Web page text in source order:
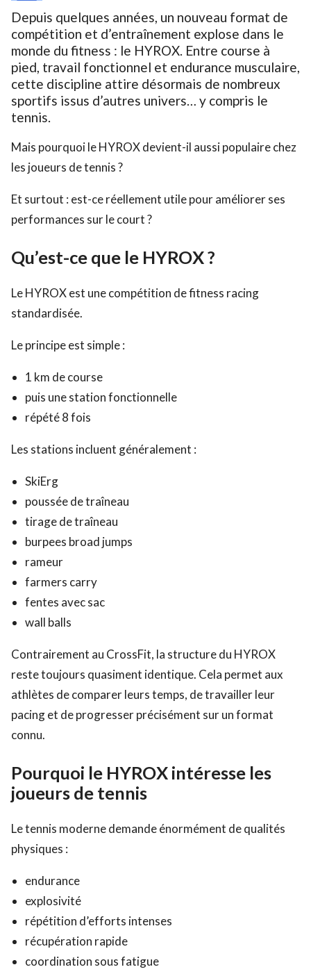
Depuis quelques années, un nouveau format de
compétition et d’entraînement explose dans le
monde du fitness : le HYROX. Entre course à
pied, travail fonctionnel et endurance musculaire,
cette discipline attire désormais de nombreux
sportifs issus d’autres univers… y compris le
tennis.
Mais pourquoi le HYROX devient-il aussi populaire chez
les joueurs de tennis ?
Et surtout : est-ce réellement utile pour améliorer ses
performances sur le court ?
Qu’est-ce que le HYROX ?
Le HYROX est une compétition de fitness racing
standardisée.
Le principe est simple :
1 km de course
puis une station fonctionnelle
répété 8 fois
Les stations incluent généralement :
SkiErg
poussée de traîneau
tirage de traîneau
burpees broad jumps
rameur
farmers carry
fentes avec sac
wall balls
Contrairement au CrossFit, la structure du HYROX
reste toujours quasiment identique. Cela permet aux
athlètes de comparer leurs temps, de travailler leur
pacing et de progresser précisément sur un format
connu.
Pourquoi le HYROX intéresse les
joueurs de tennis
Le tennis moderne demande énormément de qualités
physiques :
endurance
explosivité
répétition d’efforts intenses
récupération rapide
coordination sous fatigue